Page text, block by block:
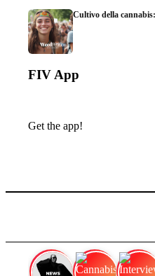
Cultivo della
FIV App
Get the app!